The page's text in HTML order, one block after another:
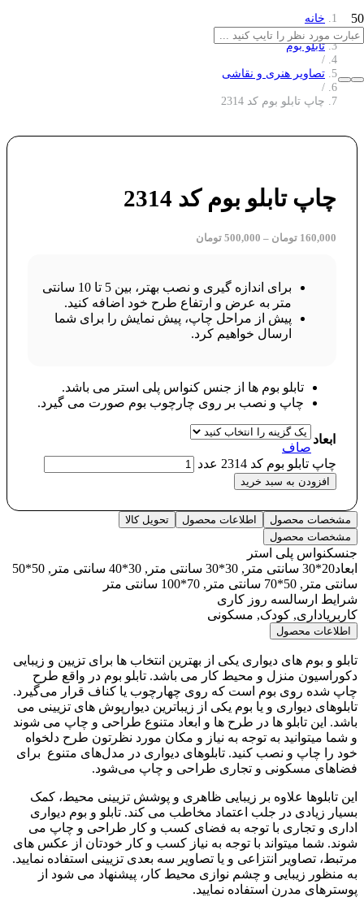
خانه
/
تابلو بوم
/
تصاویر هنری و نقاشی
/
چاپ تابلو بوم کد 2314
چاپ تابلو بوم کد 2314
160,000 تومان –
500,000 تومان
برای اندازه گیری و نصب بهتر، بین 5 تا 10 سانتی
متر به عرض و ارتفاع طرح خود اضافه کنید.
پیش از مراحل چاپ، پیش نمایش را برای شما
ارسال خواهیم کرد.
تابلو بوم ها از جنس کنواس پلی استر می باشد.
چاپ و نصب بر روی چارچوب بوم صورت می گیرد.
ابعاد
صاف
چاپ تابلو بوم کد 2314 عدد
افزودن به سبد خرید
مشخصات محصول اطلاعات محصول
تحویل کالا
مشخصات محصول
جنسکنواس پلی استر
ابعاد
20*30 سانتی متر, 30*30 سانتی متر, 30*40 سانتی متر, 50*50
سانتی متر, 50*70 سانتی متر, 70*100 سانتی متر
شرایط ارسالسه روز کاری
کاربریاداری, کودک, مسکونی
اطلاعات محصول
تابلو و بوم های دیواری یکی از بهترین انتخاب ها برای تزیین و زیبایی
دکوراسیون منزل و محیط کار می باشد. تابلو بوم در واقع طرح
چاپ شده روی بوم است که روی چهارچوب یا کناف قرار می‌گیرد.
تابلوهای دیواری و یا بوم یکی از زیباترین دیوارپوش های تزیینی می
باشد. این تابلو ها در طرح ها و ابعاد متنوع طراحی و چاپ می شوند
و شما میتوانید به توجه به نیاز و مکان مورد نظرتون طرح دلخواه
خود را چاپ و نصب کنید. تابلوهای دیواری در مدل‌های متنوع برای
فضاهای مسکونی و تجاری طراحی و چاپ می‌شود.
این تابلوها علاوه بر زیبایی ظاهری و پوشش تزیینی محیط، کمک
بسیار زیادی در جلب اعتماد مخاطب می کند. تابلو و بوم دیواری
اداری و تجاری با توجه به فضای کسب و کار طراحی و چاپ می
شوند. شما میتواند با توجه به نیاز کسب و کار خودتان از عکس های
مرتبط، تصاویر انتزاعی و یا تصاویر سه بعدی تزیینی استفاده نمایید.
به منظور زیبایی و چشم نوازی محیط کار، پیشنهاد می شود از
پوسترهای مدرن استفاده نمایید.